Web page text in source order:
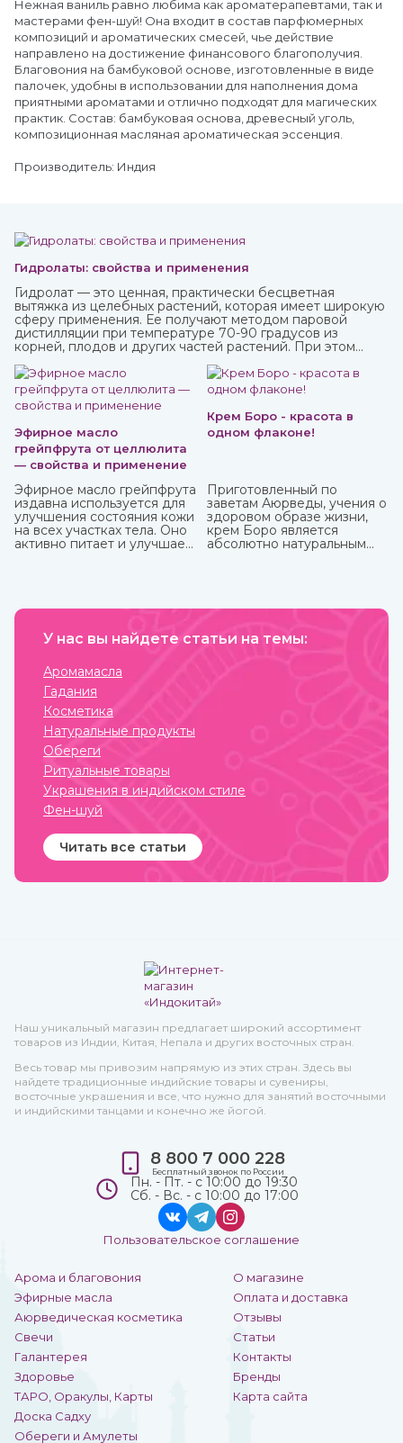
Нежная ваниль равно любима как ароматерапевтами, так и
мастерами фен-шуй! Она входит в состав парфюмерных
композиций и ароматических смесей, чье действие
направлено на достижение финансового благополучия.
Благовония на бамбуковой основе, изготовленные в виде
палочек, удобны в использовании для наполнения дома
приятными ароматами и отлично подходят для магических
практик. Состав: бамбуковая основа, древесный уголь,
композиционная масляная ароматическая эссенция.
Производитель: Индия
Гидролаты: свойства и применения
Гидролат — это ценная, практически бесцветная
вытяжка из целебных растений, которая имеет широкую
сферу применения. Ее получают методом паровой
дистилляции при температуре 70-90 градусов из
корней, плодов и других частей растений. При этом
может и поменяться. Купите различные натуральные
гидролаты в интернет-магазине ИндоКитай с доставкой
по России.
Эфирное масло
грейпфрута от целлюлита
— свойства и применение
Эфирное масло грейпфрута
издавна используется для
улучшения состояния кожи
на всех участках тела. Оно
активно питает и улучшает
сильными. Также оно
настроение, бодрит и
силами.
Крем Боро - красота в
одном флаконе!
Приготовленный по
заветам Аюрведы, учения о
здоровом образе жизни,
крем Боро является
абсолютно натуральным
антибактериальные и
свойства, благодаря
У нас вы найдете статьи на темы:
Аромамасла
Гадания
Косметика
Натуральные продукты
Обереги
Ритуальные товары
Украшения в индийском стиле
Фен-шуй
Читать все статьи
Наш уникальный магазин предлагает широкий ассортимент
товаров из Индии, Китая, Непала и других восточных стран.
Весь товар мы привозим напрямую из этих стран. Здесь вы
найдете традиционные индийские товары и сувениры,
восточные украшения и все, что нужно для занятий восточными
и индийскими танцами и конечно же йогой.
Арома и благовония
Эфирные масла
Аюрведическая косметика
Свечи
Галантерея
Здоровье
ТАРО, Оракулы, Карты
Доска Садху
Обереги и Амулеты
О магазине
Оплата и доставка
Отзывы
Статьи
Контакты
Бренды
Карта сайта
8 800 7 000 228
Бесплатный звонок по России
Пн. - Пт. - с 10:00 до 19:30
Сб. - Вс. - с 10:00 до 17:00
Пользовательское соглашение